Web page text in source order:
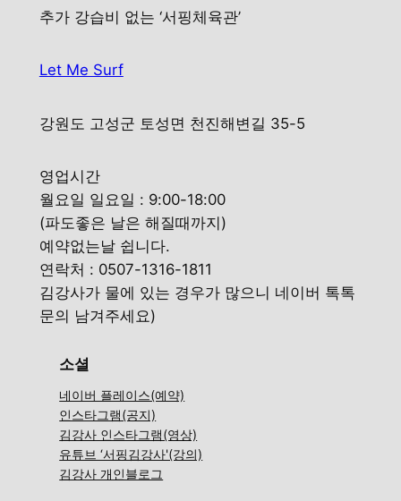
추가 강습비 없는 ‘서핑체육관’
Let Me Surf
강원도 고성군 토성면 천진해변길 35-5
영업시간
월요일 일요일 : 9:00-18:00
(파도좋은 날은 해질때까지)
예약없는날 쉽니다.
연락처 : 0507-1316-1811
김강사가 물에 있는 경우가 많으니 네이버 톡톡
문의 남겨주세요)
소셜
네이버 플레이스(예약)
인스타그램(공지)
김강사 인스타그램(영상)
유튜브 ‘서핑김강사'(강의)
김강사 개인블로그